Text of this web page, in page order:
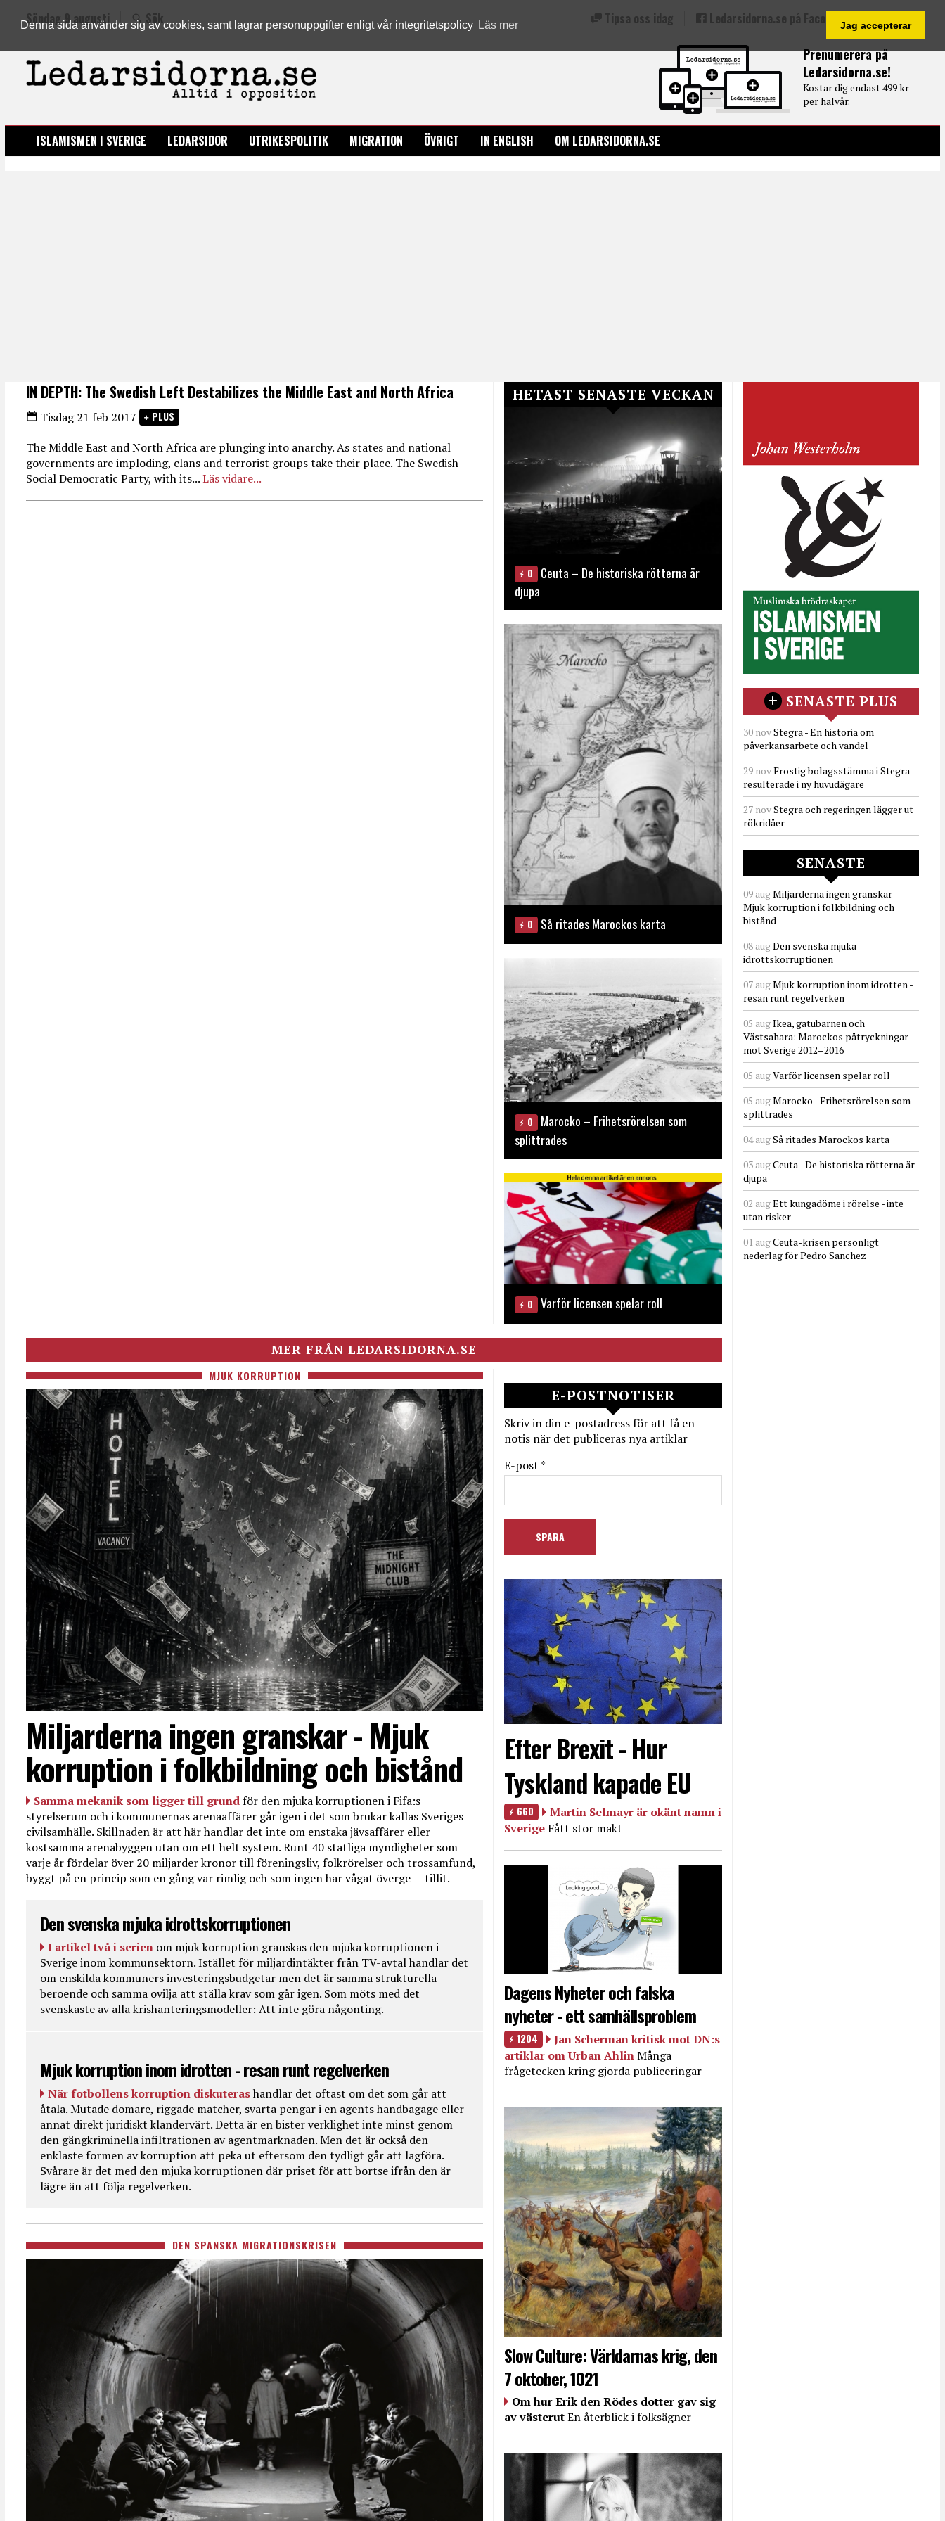
Denna sida använder sig av cookies, samt lagrar personuppgifter enligt vår integritetspolicy Läs mer Jag accepterar
Prenumerera på
Ledarsidorna.se!
Kostar dig endast 499 kr
per halvår.
Söndag 9 augusti Sök Tipsa oss idag Ledarsidorna.se på Facebook
LEDARSIDORNA.SE
ISLAMISMEN I SVERIGE LEDARSIDOR UTRIKESPOLITIK MIGRATION ÖVRIGT IN ENGLISH OM LEDARSIDORNA.SE
IN DEPTH: The Swedish Left Destabilizes the Middle East and North Africa
Tisdag 21 feb 2017 PLUS
The Middle East and North Africa are plunging into anarchy. As states and national
governments are imploding, clans and terrorist groups take their place. The Swedish
Social Democratic Party, with its...Läs vidare...
HETAST SENASTE VECKAN
0
Ceuta – De historiska rötterna är
djupa
0 Så ritades Marockos karta
0
Marocko – Frihetsrörelsen som
splittrades
0 Varför licensen spelar roll
MER FRÅN LEDARSIDORNA.SE
MJUK KORRUPTION
Miljarderna ingen granskar - Mjuk
korruption i folkbildning och bistånd
Samma mekanik som ligger till grundför den mjuka korruptionen i Fifa:s
styrelserum och i kommunernas arenaaffärer går igen i det som brukar kallas Sveriges
civilsamhälle. Skillnaden är att här handlar det inte om enstaka jävsaffärer eller
kostsamma arenabyggen utan om ett helt system. Runt 40 statliga myndigheter som
varje år fördelar över 20 miljarder kronor till föreningsliv, folkrörelser och trossamfund,
byggt på en princip som en gång var rimlig och som ingen har vågat överge — tillit.
Den svenska mjuka idrottskorruptionen
I artikel två i serien om mjuk korruption granskas den mjuka korruptionen i
Sverige inom kommunsektorn. Istället för miljardintäkter från TV-avtal handlar det
om enskilda kommuners investeringsbudgetar men det är samma strukturella
beroende och samma ovilja att ställa krav som går igen. Som möts med det
svenskaste av alla krishanteringsmodeller: Att inte göra någonting.
Mjuk korruption inom idrotten - resan runt regelverken
När fotbollens korruption diskuterashandlar det oftast om det som går att
åtala. Mutade domare, riggade matcher, svarta pengar i en agents handbagage eller
annat direkt juridiskt klandervärt. Detta är en bister verklighet inte minst genom
den gängkriminella infiltrationen av agentmarknaden. Men det är också den
enklaste formen av korruption att peka ut eftersom den tydligt går att lagföra.
Svårare är det med den mjuka korruptionen där priset för att bortse ifrån den är
lägre än att följa regelverken.
DEN SPANSKA MIGRATIONSKRISEN
E-POSTNOTISER
Skriv in din e-postadress för att få en
notis när det publiceras nya artiklar
E-post *
Efter Brexit - Hur
Tyskland kapade EU
660
Martin Selmayr är okänt namn i
Sverige Fått stor makt
Dagens Nyheter och falska
nyheter - ett samhällsproblem
1204
Jan Scherman kritisk mot DN:s
artiklar om Urban AhlinMånga
frågetecken kring gjorda publiceringar
Slow Culture: Världarnas krig, den
7 oktober, 1021
Om hur Erik den Rödes dotter gav sig
av västerutEn återblick i folksägner
SENASTE PLUS
30 novStegra - En historia om
påverkansarbete och vandel
29 novFrostig bolagsstämma i Stegra
resulterade i ny huvudägare
27 novStegra och regeringen lägger ut
rökridåer
SENASTE
09 augMiljarderna ingen granskar -
Mjuk korruption i folkbildning och
bistånd
08 augDen svenska mjuka
idrottskorruptionen
07 augMjuk korruption inom idrotten -
resan runt regelverken
05 augIkea, gatubarnen och
Västsahara: Marockos påtryckningar
mot Sverige 2012–2016
05 augVarför licensen spelar roll
05 augMarocko - Frihetsrörelsen som
splittrades
04 augSå ritades Marockos karta
03 augCeuta - De historiska rötterna är
djupa
02 augEtt kungadöme i rörelse - inte
utan risker
01 augCeuta-krisen personligt
nederlag för Pedro Sanchez